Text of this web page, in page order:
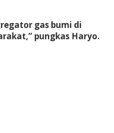
gas bumi di
pungkas Haryo.